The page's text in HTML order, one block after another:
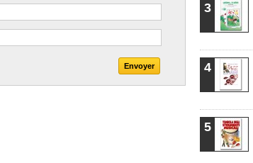
3
4
5